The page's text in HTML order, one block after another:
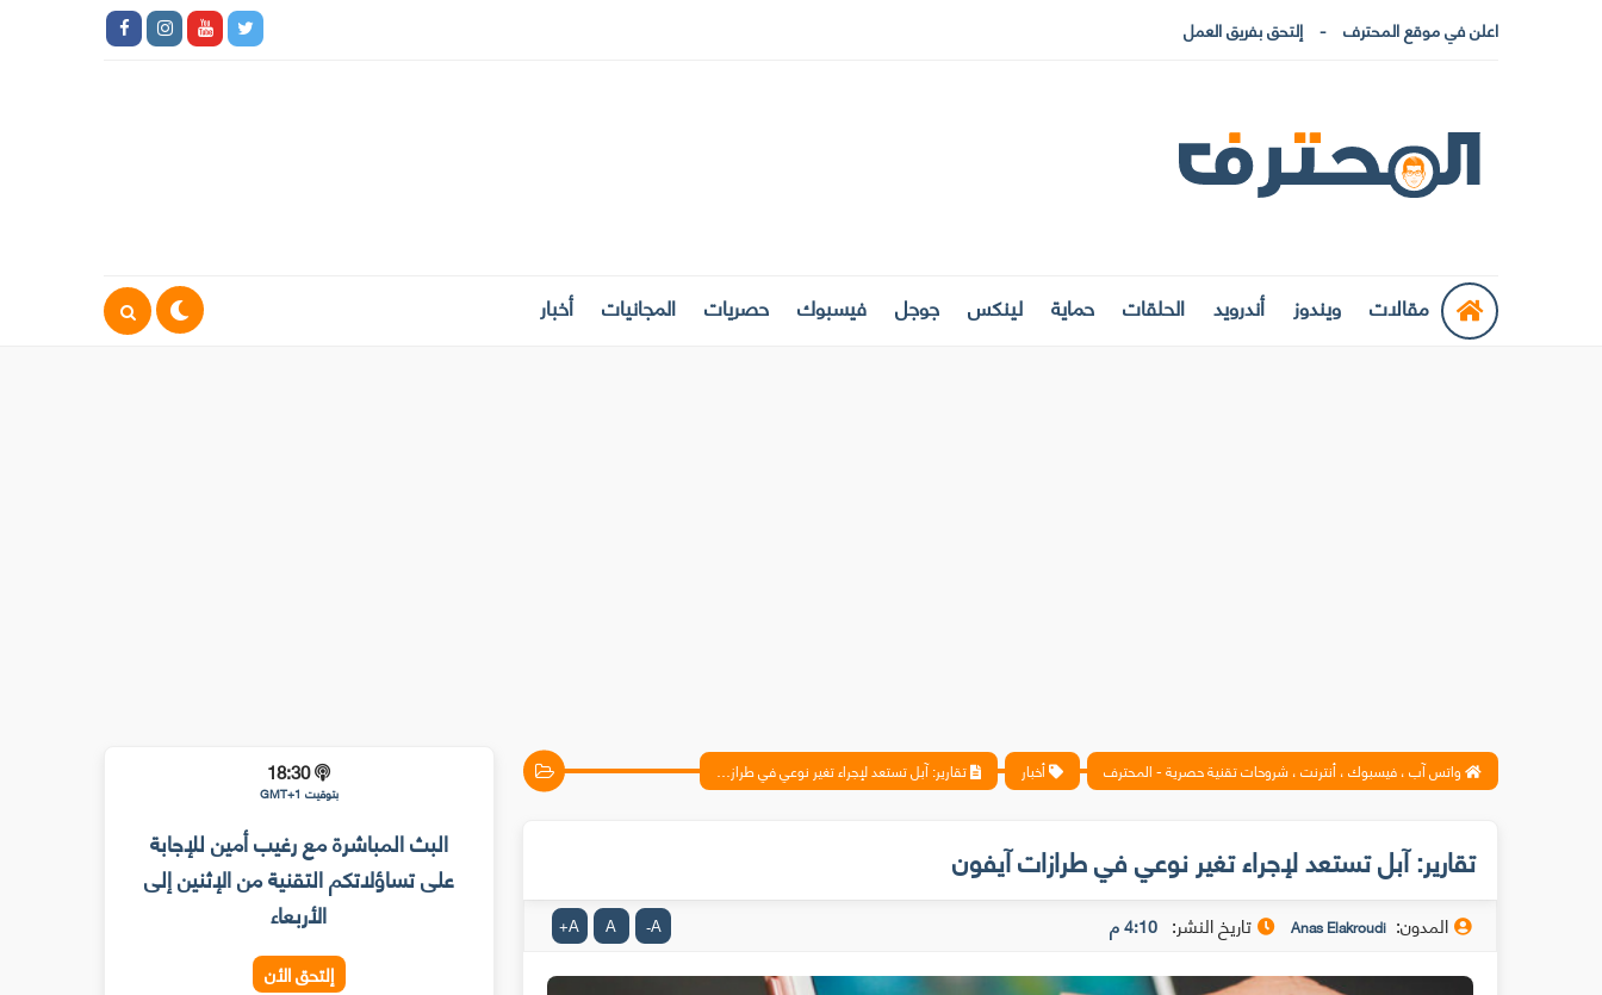
اعلن في موقع المحترف إلتحق بفريق العمل
مقالات ويندوز أندرويد الحلقات حماية لينكس جوجل فيسبوك حصريات المجانيات أخبار
واتس آب ، فيسبوك ، أنترنت ، شروحات تقنية حصرية - المحترف أخبار تقارير: آبل تستعد لإجراء تغير نوعي في طرازات آيفون
تقارير: آبل تستعد لإجراء تغير نوعي في طرازات آيفون
المدون: Anas Elakroudi تاريخ النشر: 4:10 م A
-
A
A
+
18:30
بتوقيت GMT+1
البث المباشرة مع رغيب أمين للإجابة
على تساؤلاتكم التقنية من الإثنين إلى
الأربعاء
إلتحق الأن